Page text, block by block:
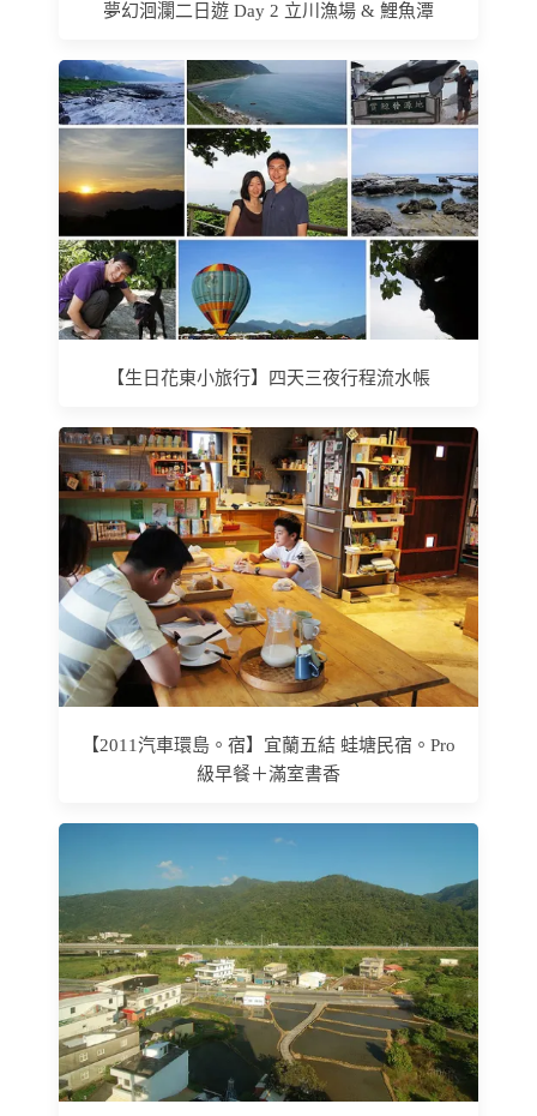
夢幻洄瀾二日遊 Day 2 立川漁場 & 鯉魚潭
【生日花東小旅行】四天三夜行程流水帳
【2011汽車環島。宿】宜蘭五結 蛙塘民宿。Pro
級早餐＋滿室書香